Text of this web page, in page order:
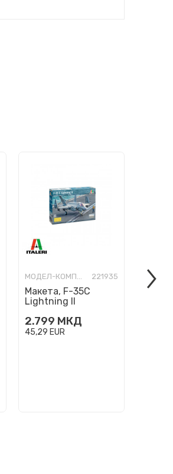
МОДЕЛ-КОМПЛЕТ 221935
Макета, F-35C
Lightning II
1:72
2.799 МКД
45,29 EUR